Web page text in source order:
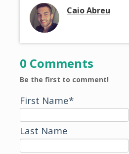
Caio Abreu
0 Comments
Be the first to comment!
First Name*
Last Name